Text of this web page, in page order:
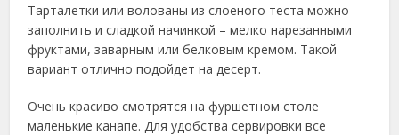
Тарталетки или волованы из слоеного теста можно
заполнить и сладкой начинкой – мелко нарезанными
фруктами, заварным или белковым кремом. Такой
вариант отлично подойдет на десерт.
Очень красиво смотрятся на фуршетном столе
маленькие канапе. Для удобства сервировки все